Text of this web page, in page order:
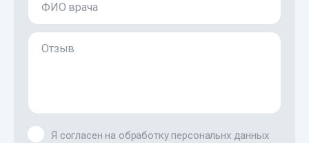
ФИО врача
Отзыв
Я согласен на обработку персональнх данных